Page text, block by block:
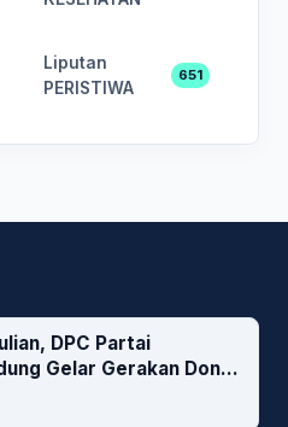
Liputan
PERISTIWA
651
DPC Partai
Gelar Gerakan Donor